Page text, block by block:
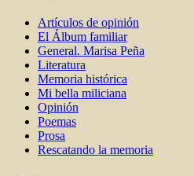
Artí­culos de opinión
El Álbum familiar
General. Marisa Peña
Literatura
Memoria histórica
Mi bella miliciana
Opinión
Poemas
Prosa
Rescatando la memoria